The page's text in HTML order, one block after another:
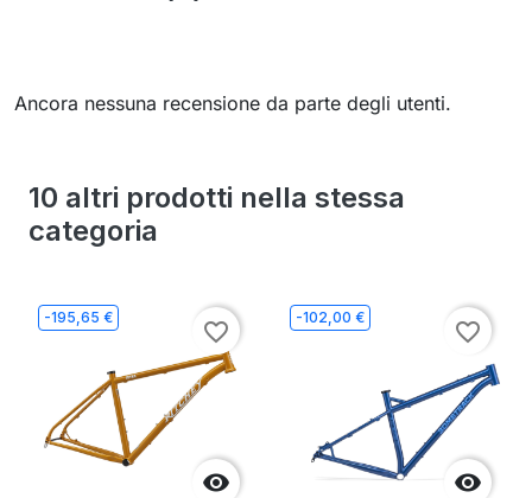
Ancora nessuna recensione da parte degli utenti.
10 altri prodotti nella stessa
categoria
-195,65 €

favorite_border
-102,00 €

favorite_border